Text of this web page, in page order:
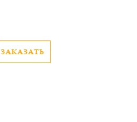
ЗАКАЗАТЬ